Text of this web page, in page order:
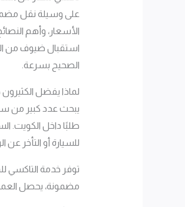
على وسيلة نقل
الأسعار، وأهم
استقبال ضيوف من
الصحيح بسرعة.
لماذا يفضل
يبحث عدد كبير من
طلبًا داخل الكويت.
للسيارة أو التأخر عن
توفر خدمة التاكسي
مضمونة، يحصل